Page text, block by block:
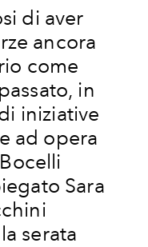
di aver
ancora
come
in
iniziative
ad opera
Sara
serata